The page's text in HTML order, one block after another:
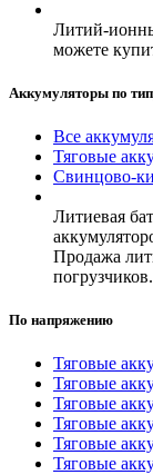
Литий-
можете
Аккумуляторы по
Все
Тяговые
Свинцово-
Литиевая
Продажа
погрузчиков.
По напряжению
Тяговые
Тяговые
Тяговые
Тяговые
Тяговые
Тяговые